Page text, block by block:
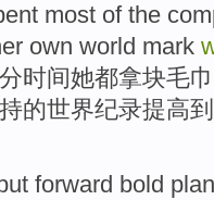
most ofthe
own world mark
时间她都拿块毛巾
的世界纪录提高
forward bold